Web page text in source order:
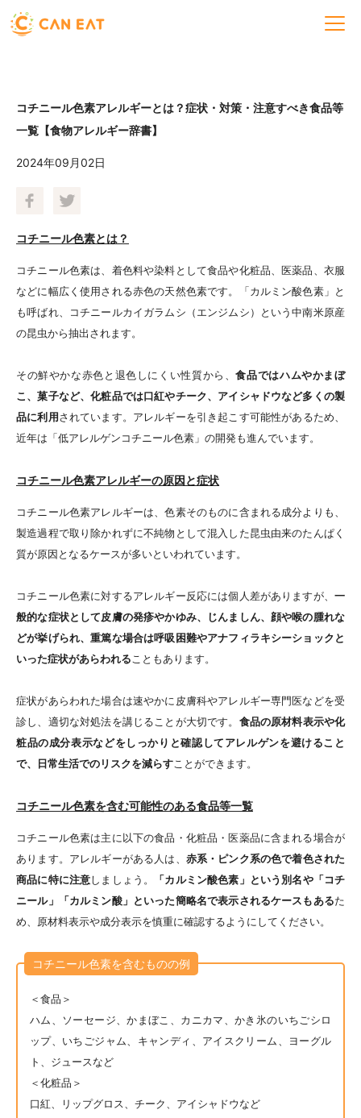
コチニール色素アレルギーとは？症状・対策・注意すべき食品等
一覧【食物アレルギー辞書】
2024年09月02日
コチニール色素とは？
コチニール色素は、着色料や染料として食品や化粧品、医薬品、衣服
などに幅広く使用される赤色の天然色素です。「カルミン酸色素」と
も呼ばれ、コチニールカイガラムシ（エンジムシ）という中南米原産
の昆虫から抽出されます。
その鮮やかな赤色と退色しにくい性質から、食品ではハムやかまぼ
こ、菓子など、化粧品では口紅やチーク、アイシャドウなど多くの製
品に利用されています。アレルギーを引き起こす可能性があるため、
近年は「低アレルゲンコチニール色素」の開発も進んでいます。
コチニール色素アレルギーの原因と症状
コチニール色素アレルギーは、色素そのものに含まれる成分よりも、
製造過程で取り除かれずに不純物として混入した昆虫由来のたんぱく
質が原因となるケースが多いといわれています。
コチニール色素に対するアレルギー反応には個人差がありますが、 一
般的な症状として皮膚の発疹やかゆみ、じんましん、顔や喉の腫れな
どが挙げられ、重篤な場合は呼吸困難やアナフィラキシーショックと
いった症状があらわれる こともあります。
症状があらわれた場合は速やかに皮膚科やアレルギー専門医などを受
診し、適切な対処法を講じることが大切です。 食品の原材料表示や化
粧品の成分表示などをしっかりと確認してアレルゲンを避けること
で、日常生活でのリスクを減らすことができます。
コチニール色素を含む可能性のある食品等一覧
コチニール色素は主に以下の食品・化粧品・医薬品に含まれる場合が
あります。アレルギーがある人は、 赤系・ピンク系の色で着色された
商品に特に注意しましょう。
「カルミン酸色素」という別名や「コチ
ニール」「カルミン酸」といった簡略名で表示されるケースもあるた
め、原材料表示や成分表示を慎重に確認するようにしてください。
コチニール色素を含むものの例
＜食品＞
ハム、ソーセージ、かまぼこ、カニカマ、かき氷のいちごシロ
ップ、いちごジャム、キャンディ、アイスクリーム、ヨーグル
ト、ジュースなど
＜化粧品＞
口紅、リップグロス、チーク、アイシャドウなど